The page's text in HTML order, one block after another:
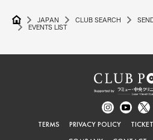
JAPAN CLUB SEARCH
EVENTS LIST
TERMS PRIVACY POLICY